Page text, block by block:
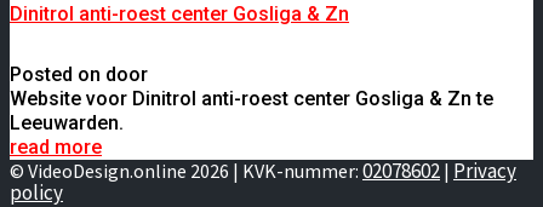
Dinitrol anti-roest center Gosliga & Zn
Posted on door
Website voor Dinitrol anti-roest center Gosliga & Zn te
Leeuwarden.
read more
© VideoDesign.online 2026 | KVK-nummer: 02078602 | Privacy
policy